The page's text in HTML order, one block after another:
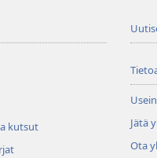
kutsut
Jätä
Ota